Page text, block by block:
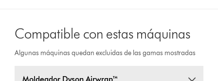
Compatible con estas máquinas
Algunas máquinas quedan excluidas de las gamas mostradas